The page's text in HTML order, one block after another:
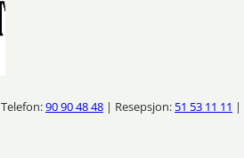
Telefon:90 90 48 48 | Resepsjon: 51 53 11 11 |